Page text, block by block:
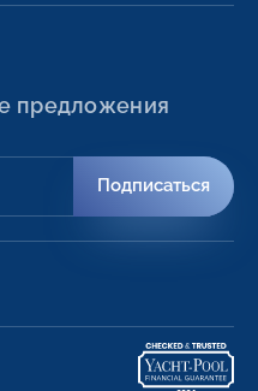
предложения
Подписаться